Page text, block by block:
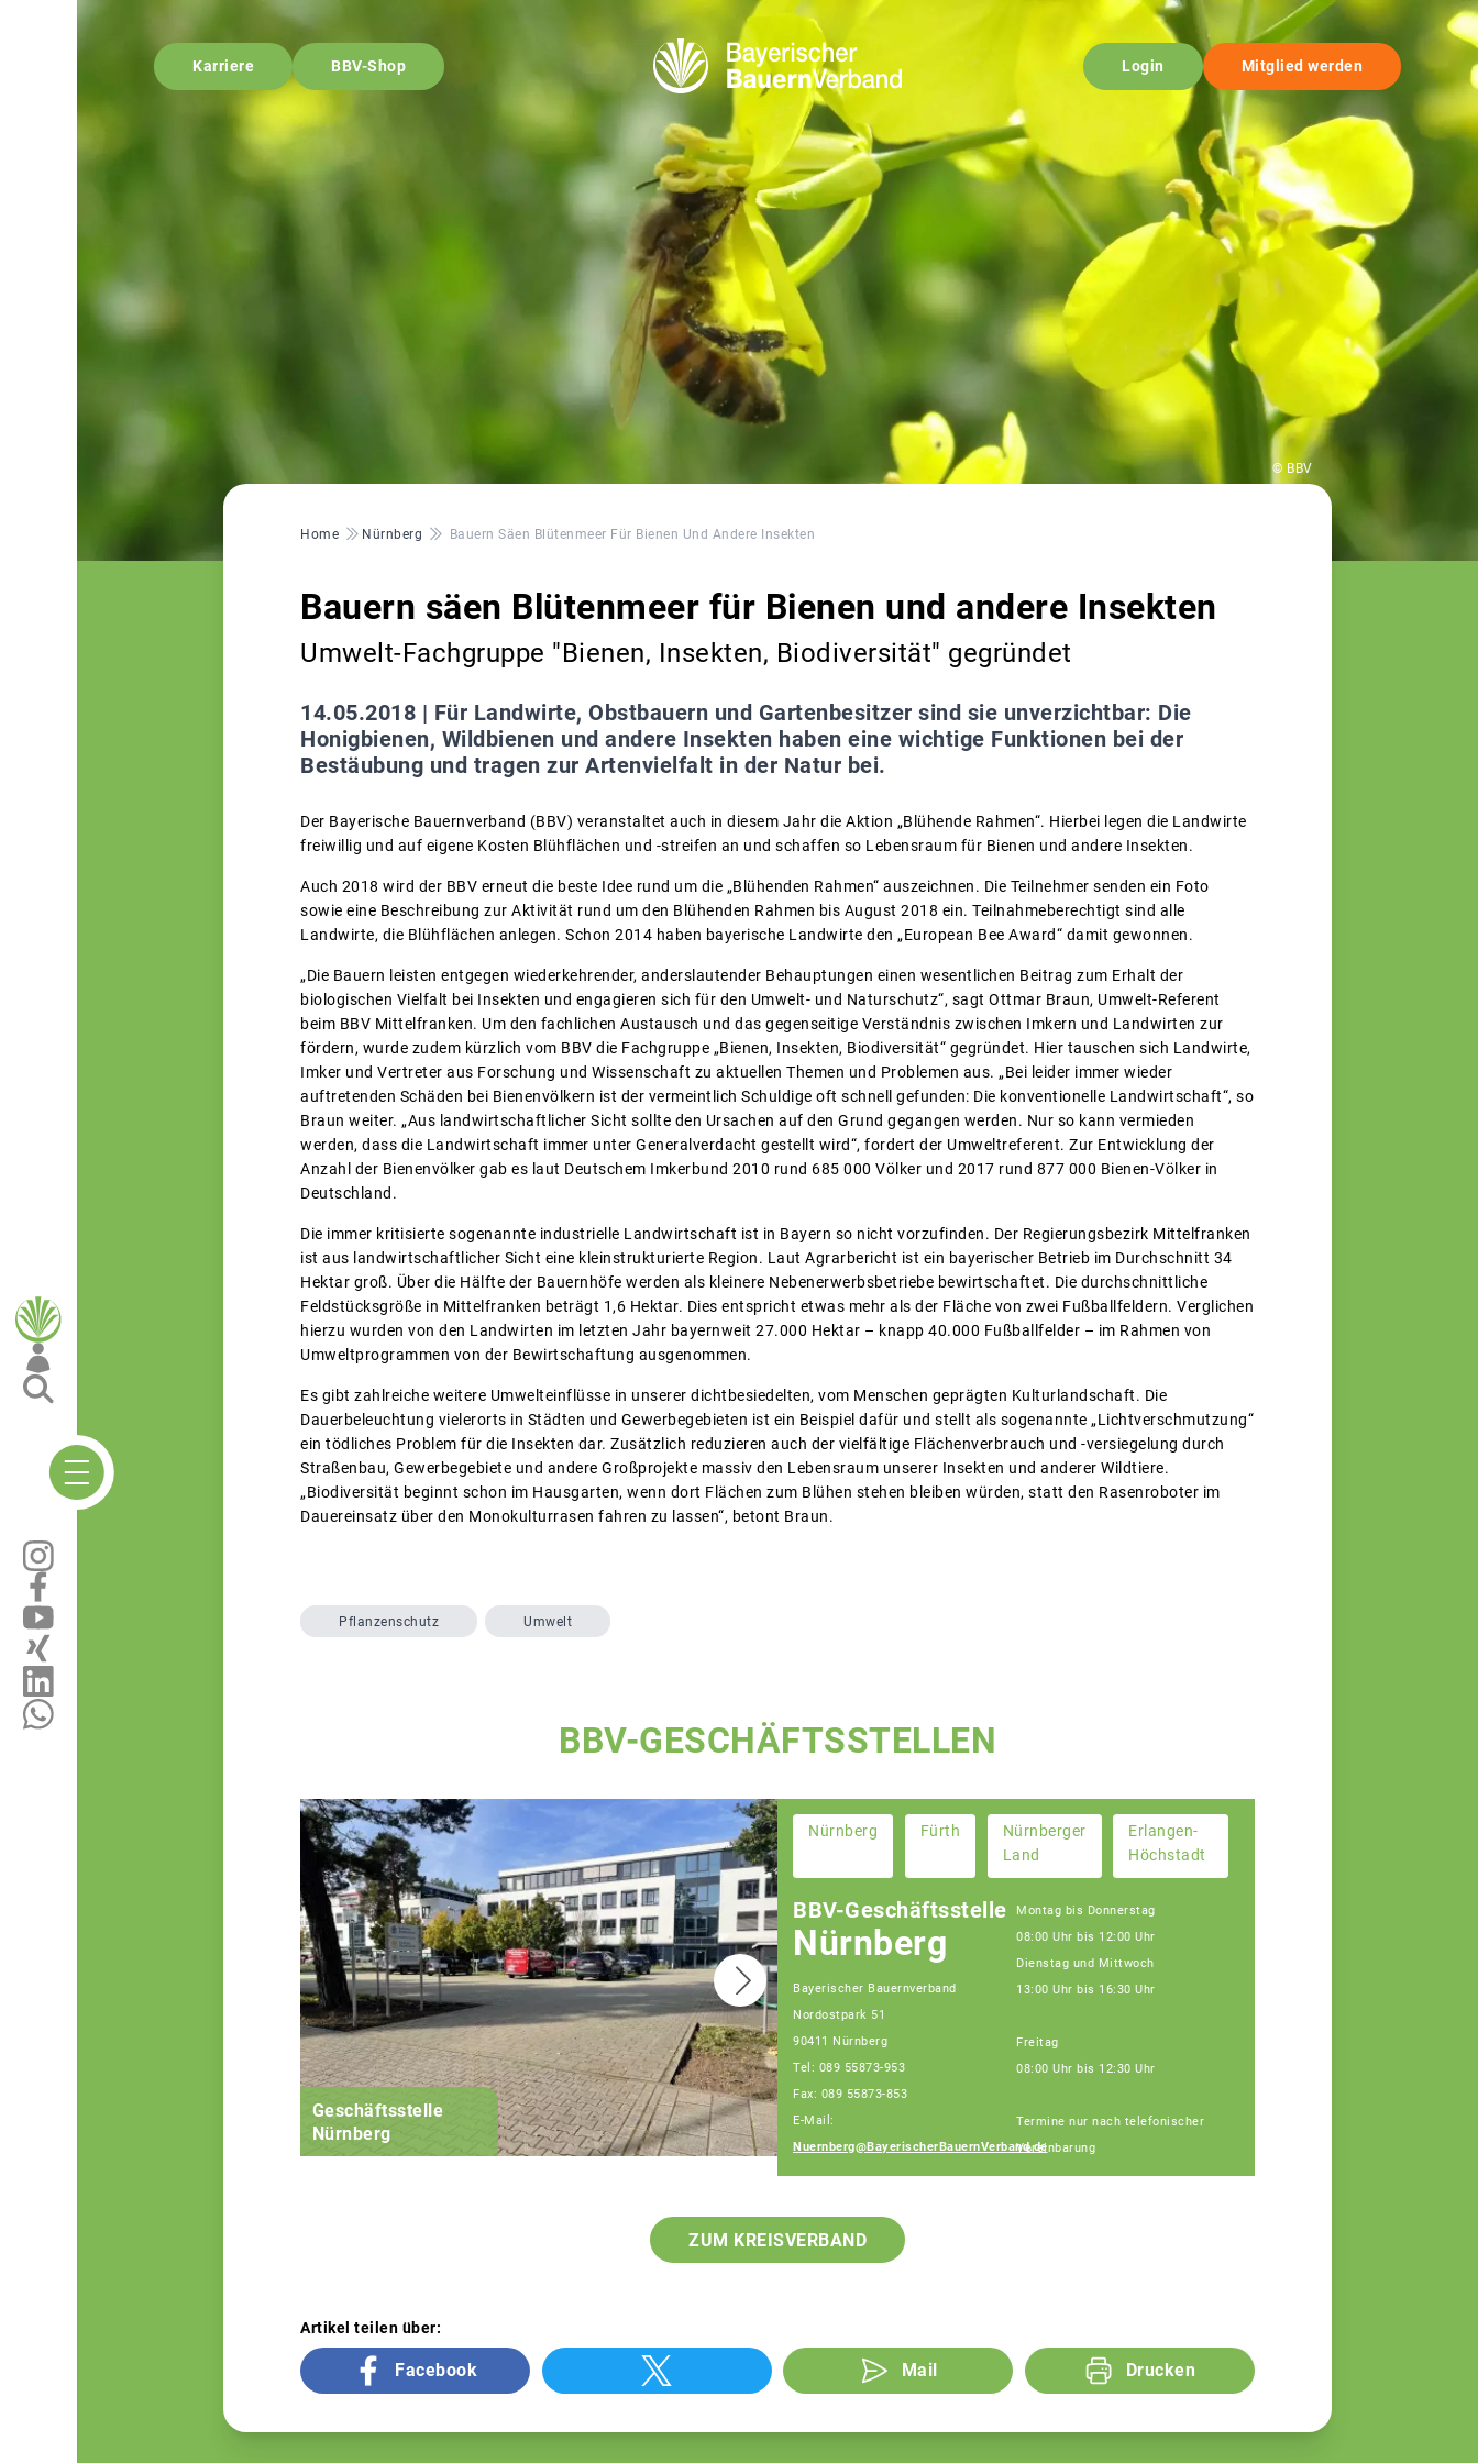
Karriere BBV-Shop Login Mitglied werden
© BBV
Pfadnavigation
Home Nürnberg Bauern Säen Blütenmeer Für Bienen Und Andere Insekten
Bauern säen Blütenmeer für Bienen und andere Insekten
Umwelt-Fachgruppe "Bienen, Insekten, Biodiversität" gegründet
14.05.2018 | Für Landwirte, Obstbauern und Gartenbesitzer sind sie unverzichtbar: Die
Honigbienen, Wildbienen und andere Insekten haben eine wichtige Funktionen bei der
Bestäubung und tragen zur Artenvielfalt in der Natur bei.
Der Bayerische Bauernverband (BBV) veranstaltet auch in diesem Jahr die Aktion „Blühende Rahmen“. Hierbei legen die Landwirte
freiwillig und auf eigene Kosten Blühflächen und -streifen an und schaffen so Lebensraum für Bienen und andere Insekten.
Auch 2018 wird der BBV erneut die beste Idee rund um die „Blühenden Rahmen“ auszeichnen. Die Teilnehmer senden ein Foto
sowie eine Beschreibung zur Aktivität rund um den Blühenden Rahmen bis August 2018 ein. Teilnahmeberechtigt sind alle
Landwirte, die Blühflächen anlegen. Schon 2014 haben bayerische Landwirte den „European Bee Award“ damit gewonnen.
„Die Bauern leisten entgegen wiederkehrender, anderslautender Behauptungen einen wesentlichen Beitrag zum Erhalt der
biologischen Vielfalt bei Insekten und engagieren sich für den Umwelt- und Naturschutz“, sagt Ottmar Braun, Umwelt-Referent
beim BBV Mittelfranken. Um den fachlichen Austausch und das gegenseitige Verständnis zwischen Imkern und Landwirten zur
fördern, wurde zudem kürzlich vom BBV die Fachgruppe „Bienen, Insekten, Biodiversität“ gegründet. Hier tauschen sich Landwirte,
Imker und Vertreter aus Forschung und Wissenschaft zu aktuellen Themen und Problemen aus. „Bei leider immer wieder
auftretenden Schäden bei Bienenvölkern ist der vermeintlich Schuldige oft schnell gefunden: Die konventionelle Landwirtschaft“, so
Braun weiter. „Aus landwirtschaftlicher Sicht sollte den Ursachen auf den Grund gegangen werden. Nur so kann vermieden
werden, dass die Landwirtschaft immer unter Generalverdacht gestellt wird“, fordert der Umweltreferent. Zur Entwicklung der
Anzahl der Bienenvölker gab es laut Deutschem Imkerbund 2010 rund 685 000 Völker und 2017 rund 877 000 Bienen-Völker in
Deutschland.
Die immer kritisierte sogenannte industrielle Landwirtschaft ist in Bayern so nicht vorzufinden. Der Regierungsbezirk Mittelfranken
ist aus landwirtschaftlicher Sicht eine kleinstrukturierte Region. Laut Agrarbericht ist ein bayerischer Betrieb im Durchschnitt 34
Hektar groß. Über die Hälfte der Bauernhöfe werden als kleinere Nebenerwerbsbetriebe bewirtschaftet. Die durchschnittliche
Feldstücksgröße in Mittelfranken beträgt 1,6 Hektar. Dies entspricht etwas mehr als der Fläche von zwei Fußballfeldern. Verglichen
hierzu wurden von den Landwirten im letzten Jahr bayernweit 27.000 Hektar – knapp 40.000 Fußballfelder – im Rahmen von
Umweltprogrammen von der Bewirtschaftung ausgenommen.
Es gibt zahlreiche weitere Umwelteinflüsse in unserer dichtbesiedelten, vom Menschen geprägten Kulturlandschaft. Die
Dauerbeleuchtung vielerorts in Städten und Gewerbegebieten ist ein Beispiel dafür und stellt als sogenannte „Lichtverschmutzung“
ein tödliches Problem für die Insekten dar. Zusätzlich reduzieren auch der vielfältige Flächenverbrauch und -versiegelung durch
Straßenbau, Gewerbegebiete und andere Großprojekte massiv den Lebensraum unserer Insekten und anderer Wildtiere.
„Biodiversität beginnt schon im Hausgarten, wenn dort Flächen zum Blühen stehen bleiben würden, statt den Rasenroboter im
Dauereinsatz über den Monokulturrasen fahren zu lassen“, betont Braun.
Pflanzenschutz Umwelt
BBV-GESCHÄFTSSTELLEN
Geschäftsstelle
Nürnberg
Christian Huber
Nürnberg Fürth
Nürnberger
Land
Erlangen-
Höchstadt
BBV-Geschäftsstelle
Nürnberg
Bayerischer Bauernverband
Nordostpark 51
90411 Nürnberg
Tel: 089 55873-953
Fax: 089 55873-853
E-Mail:
Nuernberg@BayerischerBauernVerband.de
Montag bis Donnerstag
08:00 Uhr bis 12:00 Uhr
Dienstag und Mittwoch
13:00 Uhr bis 16:30 Uhr
Freitag
08:00 Uhr bis 12:30 Uhr
Termine nur nach telefonischer
Vereinbarung
ZUM KREISVERBAND
Artikel teilen über:
Facebook Mail Drucken